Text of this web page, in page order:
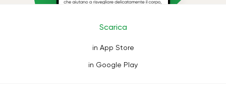
Scarica
in App Store
in Google Play